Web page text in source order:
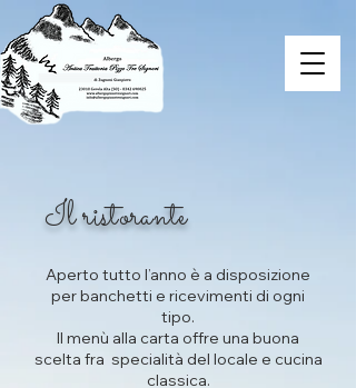
Il ristorante
Aperto tutto l’anno è a disposizione
per banchetti e ricevimenti di ogni
tipo.
Il menù alla carta offre una buona
scelta fra specialità del locale e cucina
classica.